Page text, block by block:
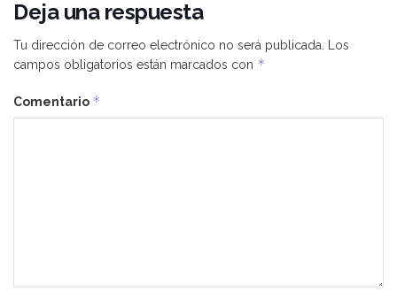
Deja una respuesta
Tu dirección de correo electrónico no será publicada. Los
campos obligatorios están marcados con *
Comentario *